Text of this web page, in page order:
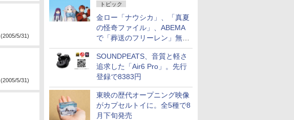
トピック
金ロー「ナウシカ」、「真夏
の怪奇ファイル」、ABEMA
で「葬送のフリーレン」無料
配信など。夏の特番・配信情
報
SOUNDPEATS、音質と軽さ
追求した「Air6 Pro」。先行
登録で8383円
東映の歴代オープニング映像
がカプセルトイに。全5種で8
月下旬発売
(2005/5/31)
(2005/5/31)